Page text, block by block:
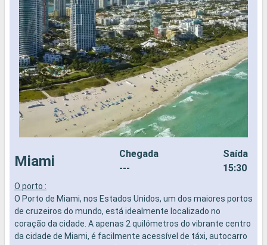
Miami
Chegada
---
Saída
15:30
O porto :
O Porto de Miami, nos Estados Unidos, um dos maiores portos
de cruzeiros do mundo, está idealmente localizado no
coração da cidade. A apenas 2 quilómetros do vibrante centro
da cidade de Miami, é facilmente acessível de táxi, autocarro